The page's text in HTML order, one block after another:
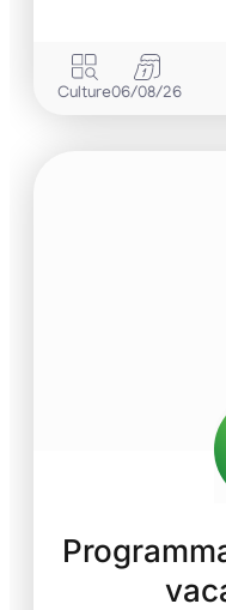
Culture06/08/26